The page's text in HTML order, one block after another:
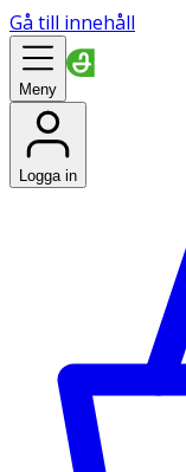
Gå till innehåll
Meny
Logga in